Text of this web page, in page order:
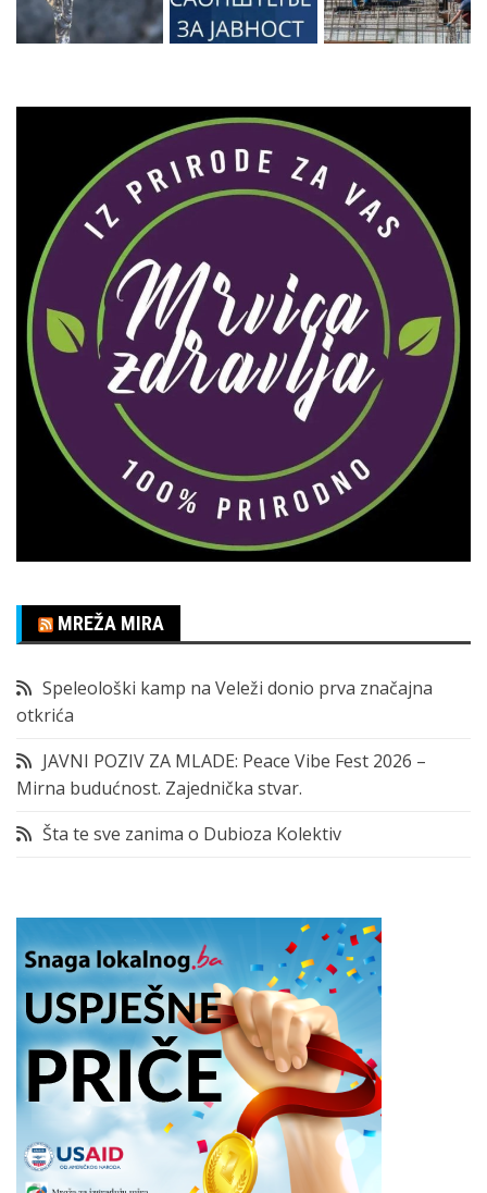
MREŽA MIRA
Speleološki kamp na Veleži donio prva značajna
otkrića
JAVNI POZIV ZA MLADE: Peace Vibe Fest 2026 –
Mirna budućnost. Zajednička stvar.
Šta te sve zanima o Dubioza Kolektiv